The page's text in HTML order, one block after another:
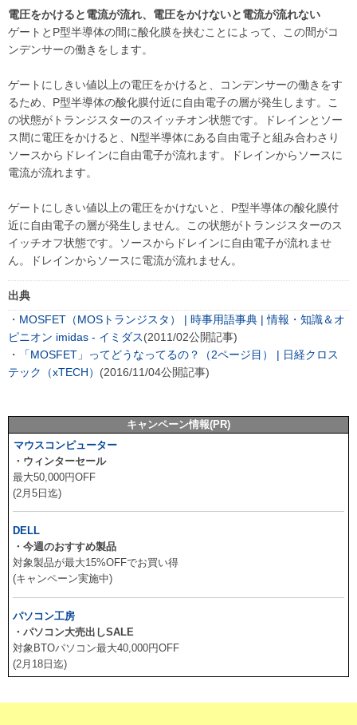
電圧をかけると電流が流れ、電圧をかけないと電流が流れない
ゲートとP型半導体の間に酸化膜を挟むことによって、この間がコ
ンデンサーの働きをします。
ゲートにしきい値以上の電圧をかけると、コンデンサーの働きをす
るため、P型半導体の酸化膜付近に自由電子の層が発生します。こ
の状態がトランジスターのスイッチオン状態です。ドレインとソー
ス間に電圧をかけると、N型半導体にある自由電子と組み合わさり
ソースからドレインに自由電子が流れます。ドレインからソースに
電流が流れます。
ゲートにしきい値以上の電圧をかけないと、P型半導体の酸化膜付
近に自由電子の層が発生しません。この状態がトランジスターのス
イッチオフ状態です。ソースからドレインに自由電子が流れませ
ん。ドレインからソースに電流が流れません。
出典
・ MOSFET（MOSトランジスタ） | 時事用語事典 | 情報・知識＆オ
ピニオン imidas - イミダス(2011/02公開記事)
・
「MOSFET」ってどうなってるの？（2ページ目） | 日経クロス
テック（xTECH） (2016/11/04公開記事)
キャンペーン情報(PR)
マウスコンピューター
・ウィンターセール
最大50,000円OFF
(2月5日迄)
DELL
・今週のおすすめ製品
対象製品が最大15%OFFでお買い得
(キャンペーン実施中)
パソコン工房
・パソコン大売出しSALE
対象BTOパソコン最大40,000円OFF
(2月18日迄)